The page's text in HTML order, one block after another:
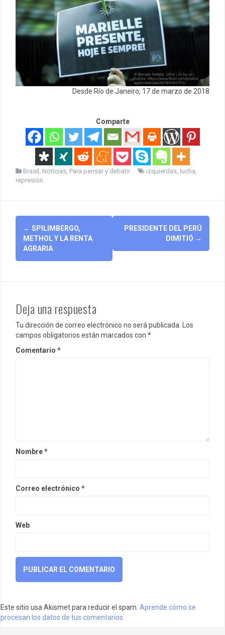
Desde Río de Janeiro, 17 de marzo de 2018
Comparte
Brasil Noticias Para pensar y debatir izquierdas lucha
represión
Post
navigation
← SPILIMBERGO,
METHOL Y LA RENTA
AGRARIA
PRESIDENTE DEL PERÚ
DIMITIÓ →
Deja una respuesta
Tu dirección de correo electrónico no será publicada.
Los
campos obligatorios están marcados con *
Comentario *
Nombre*
Correo electrónico *
Web
Este sitio usa Akismet para reducir el spam. Aprende cómo se
procesan los datos de tus comentarios.